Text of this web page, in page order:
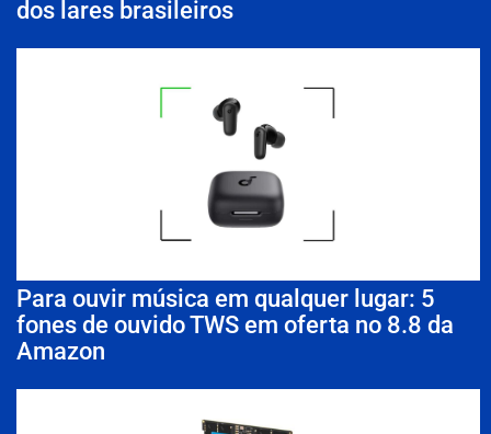
dos lares brasileiros
Para ouvir música em qualquer lugar: 5
fones de ouvido TWS em oferta no 8.8 da
Amazon